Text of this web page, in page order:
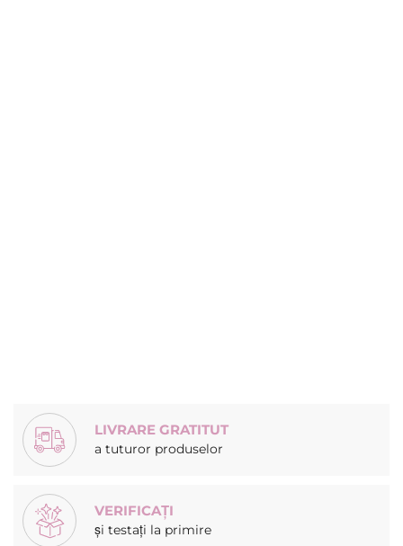
LIVRARE GRATITUT
a tuturor produselor
VERIFICAȚI
și testați la primire